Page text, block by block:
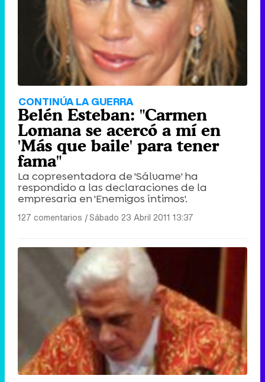
CONTINÚA LA GUERRA
Belén Esteban: "Carmen
Lomana se acercó a mí en
'Más que baile' para tener
fama"
La copresentadora de 'Sálvame' ha
respondido a las declaraciones de la
empresaria en 'Enemigos íntimos'.
127 comentarios |Sábado 23 Abril 2011 13:37